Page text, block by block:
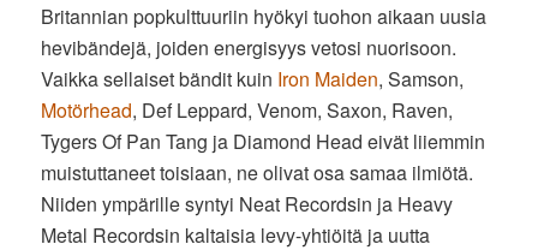
Britannian popkulttuuriin hyökyi tuohon aikaan uusia
hevibändejä, joiden energisyys vetosi nuorisoon.
Vaikka sellaiset bändit kuin Iron Maiden, Samson,
Motörhead, Def Leppard, Venom, Saxon, Raven,
Tygers Of Pan Tang ja Diamond Head eivät liiemmin
muistuttaneet toisiaan, ne olivat osa samaa ilmiötä.
Niiden ympärille syntyi Neat Recordsin ja Heavy
Metal Recordsin kaltaisia levy-yhtiöitä ja uutta